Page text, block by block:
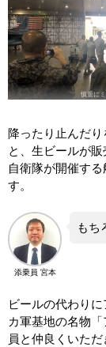
慎重に
降ったり止んだ
と、生ビールが販
自衛隊が開催す
す。
添乗員 宮本
もち
ビールの代わり
カ軍基地の名物
員と仲良くいただ